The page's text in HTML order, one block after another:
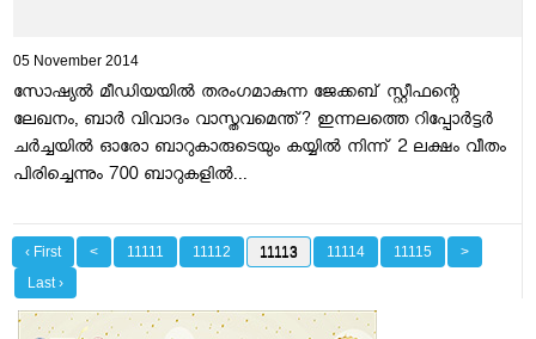
05 November 2014
സോഷ്യല്‍ മീഡിയയില്‍ തരംഗമാകുന്ന ജേക്കബ് സ്റ്റീഫന്റെ
ലേഖനം, ബാര്‍ വിവാദം വാസ്തവമെന്ത്? ഇന്നലത്തെ റിപ്പോര്‍ട്ടര്‍
ചര്‍ച്ചയില്‍ ഓരോ ബാറുകാരുടെയും കയ്യില്‍ നിന്ന് 2 ലക്ഷം വീതം
പിരിച്ചെന്നും 700 ബാറുകളില്‍...
‹ First < 11111 11112 11113 11114 11115
>
Last ›